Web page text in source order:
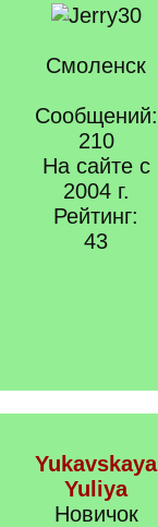
Смоленск
Сообщений:
210
На сайте с
2004 г.
Рейтинг:
43
Yukavskaya
Yuliya
Новичок